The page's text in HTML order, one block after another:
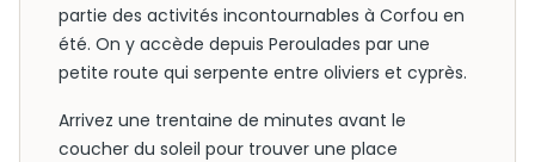
partie des activités incontournables à Corfou en
été. On y accède depuis Peroulades par une
petite route qui serpente entre oliviers et cyprès.
Arrivez une trentaine de minutes avant le
coucher du soleil pour trouver une place